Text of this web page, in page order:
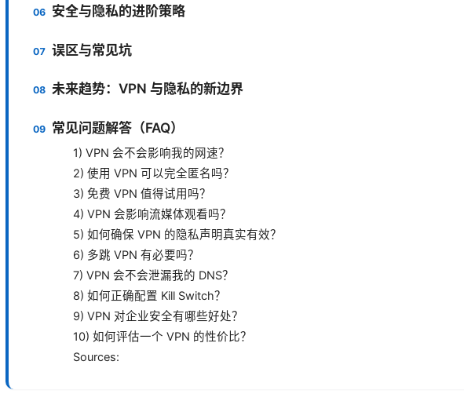
安全与隐私的进阶策略
误区与常见坑
未来趋势：VPN 与隐私的新边界
常见问题解答（FAQ）
1) VPN 会不会影响我的网速？
2) 使用 VPN 可以完全匿名吗？
3) 免费 VPN 值得试用吗？
4) VPN 会影响流媒体观看吗？
5) 如何确保 VPN 的隐私声明真实有效？
6) 多跳 VPN 有必要吗？
7) VPN 会不会泄漏我的 DNS？
8) 如何正确配置 Kill Switch？
9) VPN 对企业安全有哪些好处？
10) 如何评估一个 VPN 的性价比？
Sources: